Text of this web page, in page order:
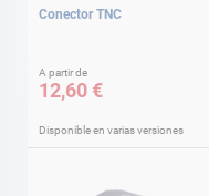
Conector TNC
A partir de
12,60 €
Disponible en varias versiones